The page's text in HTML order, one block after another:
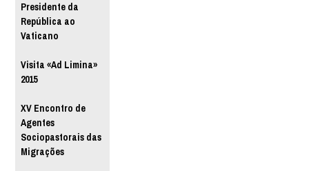
Presidente da
República ao
Vaticano
Visita «Ad Limina»
2015
XV Encontro de
Agentes
Sociopastorais das
Migrações